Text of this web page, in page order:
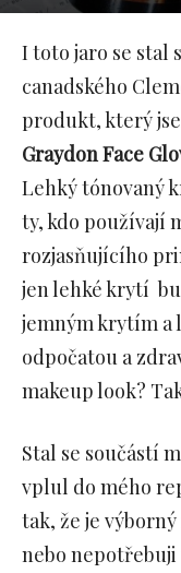
I toto jaro se stal
canadského
produkt, který
Graydon Face
Lehký tónovaný
ty, kdo používají
rozjasňujícího
jen lehké krytí
jemným krytím a
odpočatou a
makeup look?
Stal se součástí
vplul do mého
tak, že je
nebo